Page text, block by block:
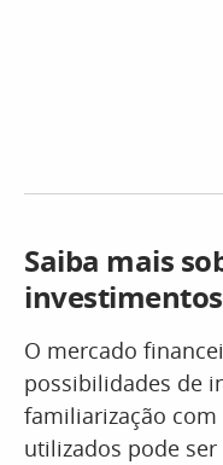
Saiba mais
investimentos
O mercado
possibilidades de
familiarização
utilizados pode